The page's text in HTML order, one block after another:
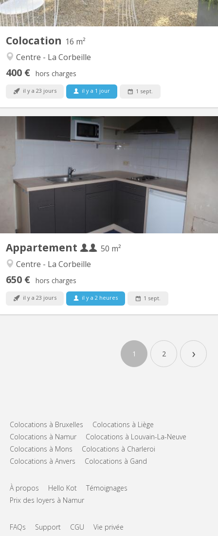
Colocation 16 m²
Centre - La Corbeille
400 € hors charges
il y a 23 jours il y a 1 jour 1 sept.
Appartement
50 m²
Centre - La Corbeille
650 € hors charges
il y a 23 jours il y a 2 heures 1 sept.
KN 591
Studio très spacieux et lumineux . il se compose au rez de ch d
une cuisine équipée, salon 1er étage: sdb grande pièce d étude, 2
ème étage, 1 chambre Le studio est entièrement meublé et
rénové Aun centre de namur. Convient pour 1 ou 2 personne (s).
Ce bien est entièrement conforme aux...
1 2 ›
Colocations à Bruxelles
Colocations à Liège
Colocations à Namur
Colocations à Louvain-La-Neuve
Colocations à Mons
Colocations à Charleroi
Colocations à Anvers
Colocations à Gand
À propos Hello Kot
Témoignages
Prix des loyers à Namur
FAQs Support CGU Vie privée